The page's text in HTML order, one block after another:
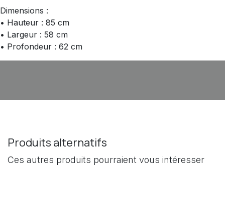
Dimensions :
• Hauteur : 85 cm
• Largeur : 58 cm
• Profondeur : 62 cm
Produits alternatifs
Ces autres produits pourraient vous intéresser